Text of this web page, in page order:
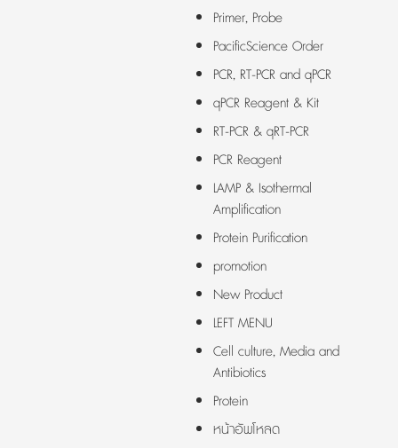
Primer, Probe
PacificScience Order
PCR, RT-PCR and qPCR
qPCR Reagent & Kit
RT-PCR & qRT-PCR
PCR Reagent
LAMP & Isothermal
Amplification
Protein Purification
promotion
New Product
LEFT MENU
Cell culture, Media and
Antibiotics
Protein
หน้าอัพโหลด